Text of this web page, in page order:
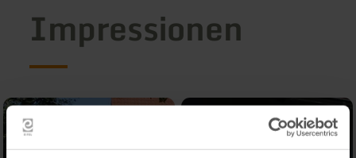
Impressionen